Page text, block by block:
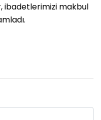
ibadetlerimizi makbul